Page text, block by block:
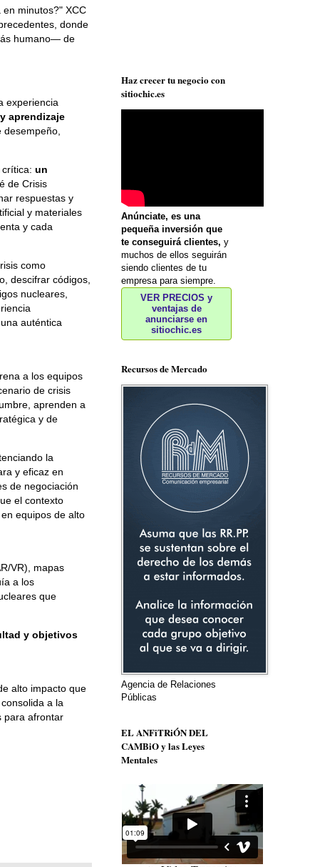
minutos?" XCC
donde
humano— de
experiencia
aprendizaje
un
de Crisis
respuestas y
y materiales
y cada
como
descifrar códigos,
nucleares,
auténtica
a los equipos
de crisis
aprenden a
y de
la
y eficaz en
de negociación
el contexto
equipos de alto
VR), mapas
a los
que
y objetivos
alto impacto que
a la
para afrontar
Haz crecer tu negocio con
sitiochic.es
Anúnciate, es una
pequeña inversión que
te conseguirá clientes, y
muchos de ellos seguirán
siendo clientes de tu
empresa para siempre.
VER PRECIOS y
ventajas de
anunciarse en
sitiochic.es
Recursos de Mercado
Agencia de Relaciones
Públicas
EL ANFiTRiÓN DEL
CAMBiO y las Leyes
Mentales